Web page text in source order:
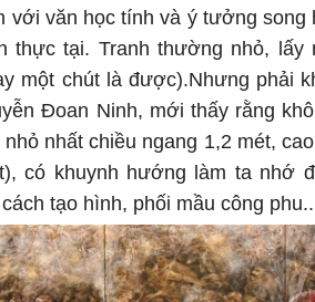
với văn học tính và ý tưởng song
thực tại. Tranh thường nhỏ, lấy
một chút là được).Nhưng phải
Đoan Ninh, mới thấy rằng
nhất chiều ngang 1,2 mét,
có khuynh hướng làm ta nhớ
tạo hình, phối mầu công